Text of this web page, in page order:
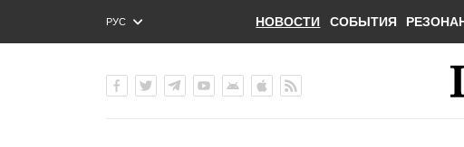
РУС
ENG
НОВОСТИ СОБЫТИЯ